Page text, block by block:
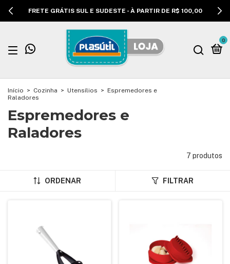
FRETE GRÁTIS SUL E SUDESTE - À PARTIR DE R$ 100,00
0
Início > Cozinha > Utensílios > Espremedores e
Raladores
Espremedores e
Raladores
7 produtos
ORDENAR FILTRAR